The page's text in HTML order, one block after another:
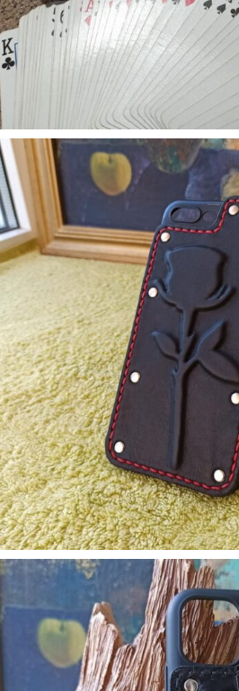
5. Аксесуари
Чехол для покер карт
5. Аксесуари
Бампер Iphone Rose